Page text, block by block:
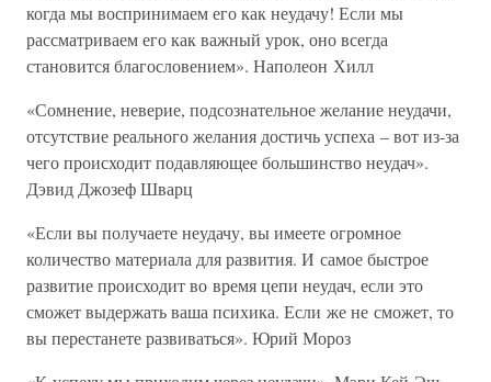
когда мы воспринимаем его как неудачу! Если мы
рассматриваем его как важный урок, оно всегда
становится благословением». Наполеон Хилл
«Сомнение, неверие, подсознательное желание неудачи,
отсутствие реального желания достичь успеха – вот из-за
чего происходит подавляющее большинство неудач».
Дэвид Джозеф Шварц
«Если вы получаете неудачу, вы имеете огромное
количество материала для развития. И самое быстрое
развитие происходит во время цепи неудач, если это
сможет выдержать ваша психика. Если же не сможет, то
вы перестанете развиваться». Юрий Мороз